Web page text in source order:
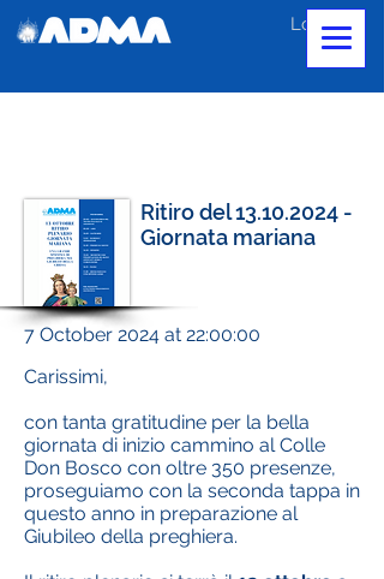
Log In
Ritiro del13.10.2024 -
Giornata mariana
7 October 2024 at 22:00:00
Carissimi,
con tanta gratitudine per la bella
giornata di inizio cammino al Colle
Don Bosco con oltre 350 presenze,
proseguiamo con la seconda tappa in
questo anno in preparazione al
Giubileo della preghiera.